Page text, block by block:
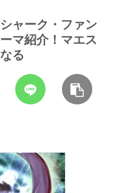
ャーク・ファン
マ紹介！マエス
る